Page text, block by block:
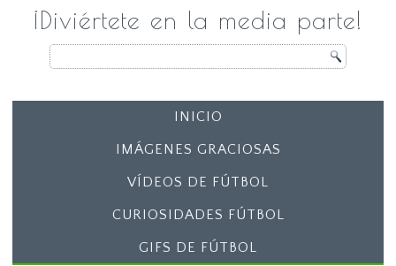
¡Diviértete en la media parte!
INICIO
IMÁGENES GRACIOSAS
VÍDEOS DE FÚTBOL
CURIOSIDADES FÚTBOL
GIFS DE FÚTBOL